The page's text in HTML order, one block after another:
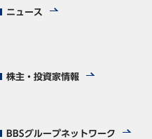
ニュース
株主・投資家情報
BBSグループネットワーク